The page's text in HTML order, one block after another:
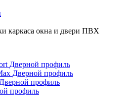
каркаса окна и двери ПВХ
Дверной профиль
Дверной профиль
профиль
профиль